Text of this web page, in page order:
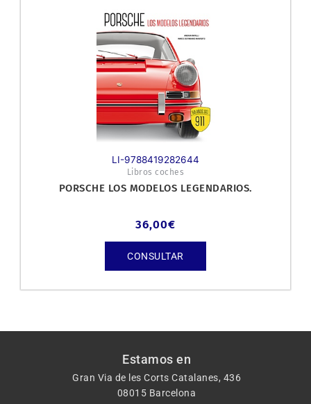
LI-9788419282644
Libros coches
PORSCHE LOS MODELOS LEGENDARIOS.
36,00€
CONSULTAR
Estamos en
Gran Via de les Corts Catalanes, 436
08015 Barcelona